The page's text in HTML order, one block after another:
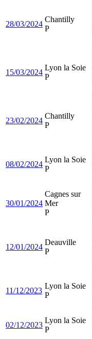
28/03/2024
Chantilly
P
15/03/2024
Lyon la Soie
P
23/02/2024
Chantilly
P
08/02/2024
Lyon la Soie
P
30/01/2024
Cagnes sur
Mer
P
12/01/2024
Deauville
P
11/12/2023
Lyon la Soie
P
02/12/2023
Lyon la Soie
P